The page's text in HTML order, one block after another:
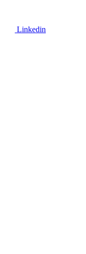
Linkedin